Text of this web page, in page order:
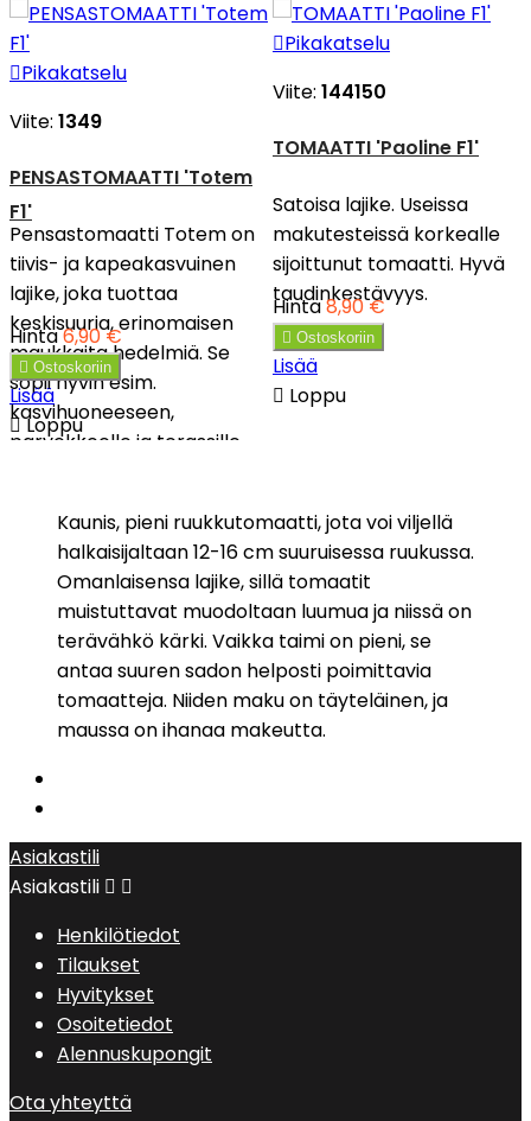
Pikakatselu
Viite: 1349
PENSASTOMAATTI 'Totem
F1'
Pensastomaatti Totem on
tiivis- ja kapeakasvuinen
lajike, joka tuottaa
keskisuuria, erinomaisen
maukkaita hedelmiä. Se
sopii hyvin esim.
kasvihuoneeseen,
parvekkeelle ja terassille.
Hinta6,90 €
 Ostoskoriin
Lisää
Loppu
Pikakatselu
Viite: 144150
TOMAATTI 'Paoline F1'
Satoisa lajike. Useissa
makutesteissä korkealle
sijoittunut tomaatti. Hyvä
taudinkestävyys.
Hinta8,90 €
 Ostoskoriin
Lisää
 Loppu
Kaunis, pieni ruukkutomaatti, jota voi viljellä
halkaisijaltaan 12-16 cm suuruisessa ruukussa.
Omanlaisensa lajike, sillä tomaatit
muistuttavat muodoltaan luumua ja niissä on
terävähkö kärki. Vaikka taimi on pieni, se
antaa suuren sadon helposti poimittavia
tomaatteja. Niiden maku on täyteläinen, ja
maussa on ihanaa makeutta.
Asiakastili
Asiakastili  
Henkilötiedot
Tilaukset
Hyvitykset
Osoitetiedot
Alennuskupongit
Ota yhteyttä